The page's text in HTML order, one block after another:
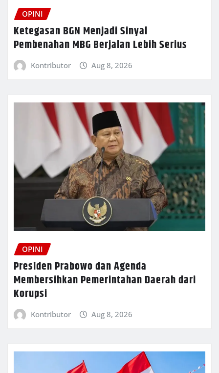
OPINI
Ketegasan BGN Menjadi Sinyal
Pembenahan MBG Berjalan Lebih Serius
Kontributor Aug 8, 2026
OPINI
Presiden Prabowo dan Agenda
Membersihkan Pemerintahan Daerah dari
Korupsi
Kontributor Aug 8, 2026